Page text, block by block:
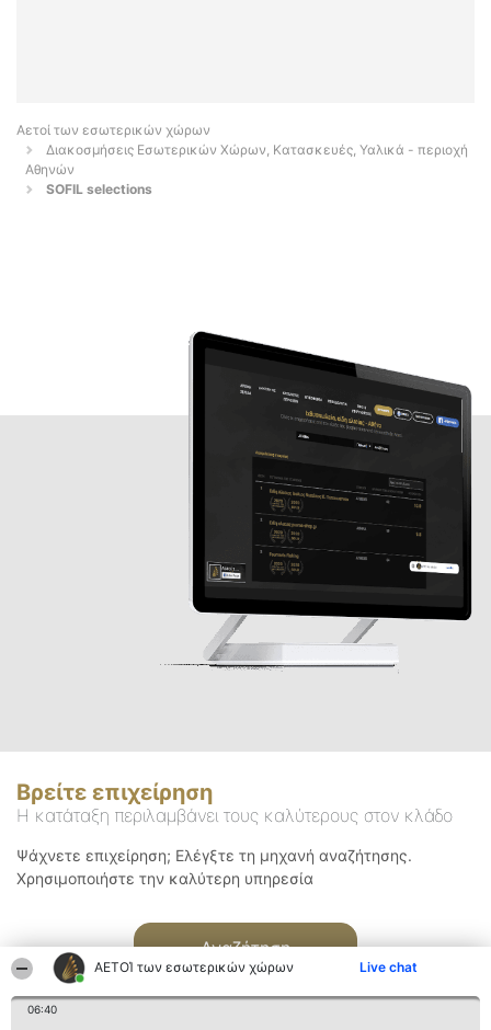
ΑΕΤΟΊ των εσωτερικών χώρων Live chat
06:40
Αετοί των εσωτερικών χώρων
Διακοσμήσεις Εσωτερικών Χώρων, Κατασκευές, Υαλικά - περιοχή
Αθηνών
SOFIL selections
Βρείτε επιχείρηση
Η κατάταξη περιλαμβάνει τους καλύτερους στον κλάδο
Ψάχνετε επιχείρηση; Ελέγξτε τη μηχανή αναζήτησης.
Χρησιμοποιήστε την καλύτερη υπηρεσία
Αναζήτηση